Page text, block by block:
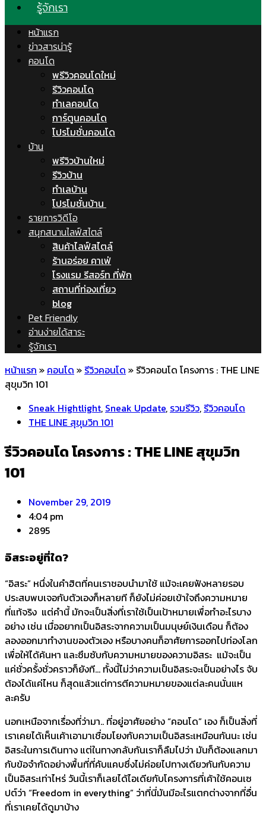
รู้จักเรา
หน้าแรก
ข่าวสารน่ารู้
คอนโด
พรีวิวคอนโดใหม่
รีวิวคอนโด
ทำเลคอนโด
การ์ตูนคอนโด
โปรโมชั่นคอนโด
บ้าน
พรีวิวบ้านใหม่
รีวิวบ้าน
ทำเลบ้าน
โปรโมชั่นบ้าน
รายการวิดีโอ
สนุกสนานไลฟ์สไตล์
สินค้าไลฟ์สไตล์
ร้านอร่อย คาเฟ่
โรงแรม รีสอร์ท ที่พัก
สถานที่ท่องเที่ยว
blog
Pet Friendly
อ่านง่ายได้สาระ
รู้จักเรา
หน้าแรก » คอนโด »รีวิวคอนโด »รีวิวคอนโด โครงการ : THE LINE
สุขุมวิท 101
Sneak Hightlight, Sneak Update, รวมรีวิว,รีวิวคอนโด
THE LINE สุขุมวิท 101
รีวิวคอนโด โครงการ : THE LINE สุขุมวิท
101
November 29, 2019
4:04 pm
2895
อิสระอยู่ที่ใด?
“อิสระ” หนึ่งในคำฮิตที่คนเราชอบนำมาใช้ แม้จะเคยฟังหลายรอบ
ประสบพบเจอกับตัวเองก็หลายที ก็ยังไม่ค่อยเข้าใจถึงความหมาย
ที่แท้จริง แต่คำนี้ มักจะเป็นสิ่งที่เราใช้เป็นเป้าหมายเพื่อทำอะไรบาง
อย่าง เช่น เมื่ออยากเป็นอิสระจากความเป็นมนุษย์เงินเดือน ก็ต้อง
ลองออกมาทำงานของตัวเอง หรือบางคนก็อาศัยการออกไปท่องโลก
เพื่อให้ได้ค้นหา และซึมซับกับความหมายของความอิสระ แม้จะเป็น
แค่ชั่วครั้งชั่วคราวก็ยังที… ทั้งนี้ไม่ว่าความเป็นอิสระจะเป็นอย่างไร จับ
ต้องได้แค่ไหน ก็สุดแล้วแต่การตีความหมายของแต่ละคนนั่นแห
ละครับ
นอกเหนือจากเรื่องที่ว่ามา.. ที่อยู่อาศัยอย่าง “คอนโด” เอง ก็เป็นสิ่งที่
เราเคยได้เห็นเค้าเอามาเชื่อมโยงกับความเป็นอิสระเหมือนกันนะ เช่น
อิสระในการเดินทาง แต่ในทางกลับกันเราก็ลืมไปว่า มันก็ต้องแลกมา
กับข้อจำกัดอย่างพื้นที่ที่คับแคบซึ่งไม่ค่อยไปทางเดียวกันกับความ
เป็นอิสระเท่าไหร่ วันนี้เราก็เลยได้ไอเดียกับโครงการที่เค้าใช้คอนเซ
ปต์ว่า “Freedom in everything” ว่าที่นี่มันมีอะไรแตกต่างจากที่อื่น
ที่เราเคยได้ดูมาบ้าง